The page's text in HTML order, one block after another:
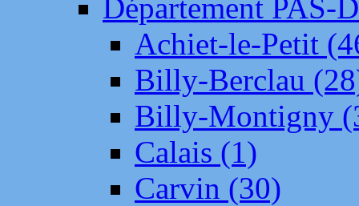
Département PAS-
Achiet-le-Petit
Billy-Berclau
Billy-Montigny
Calais (1)
Carvin (30)